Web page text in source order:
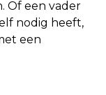
Of een vader
nodig heeft,
een